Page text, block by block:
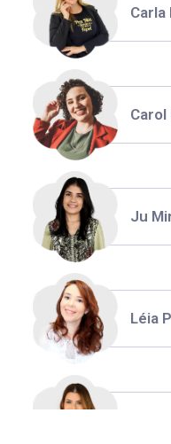
Carol
Ju
Léia